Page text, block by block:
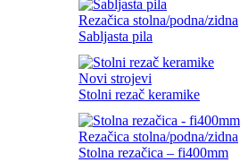
Rezačica stolna/podna/zidna
Sabljasta pila
Novi strojevi
Stolni rezač keramike
Rezačica stolna/podna/zidna
Stolna rezačica – fi400mm